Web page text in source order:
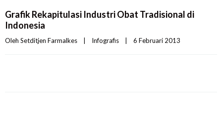
Grafik Rekapitulasi Industri Obat Tradisional di
Indonesia
Oleh Setditjen Farmalkes Infografis 6 Februari 2013